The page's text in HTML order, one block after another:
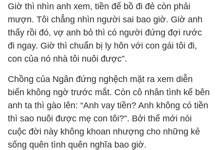
Giờ thì nhìn anh xem, tiền để bồ đi đẻ còn phải
mượn. Tôi chẳng nhìn người sai bao giờ. Giờ anh
thấy rồi đó, vợ anh bỏ thì có người đứng đợi rước
đi ngay. Giờ thì chuẩn bị ly hôn với con gái tôi đi,
con của nó nhà tôi nuôi được”.
Chồng của Ngân đứng nghệch mặt ra xem diễn
biến không ngờ trước mắt. Còn cô nhân tình kế bên
anh ta thì gào lên: “Anh vay tiền? Anh không có tiền
thì sao nuôi được mẹ con tôi?”. Bởi thế mới nói
cuộc đời này không khoan nhượng cho những kẻ
sống quên tình quên nghĩa bao giờ.